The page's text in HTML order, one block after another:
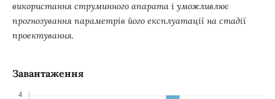
використання струминного апарата і уможливлює
прогнозування параметрів його експлуатації на стадії
проектування.
Завантаження